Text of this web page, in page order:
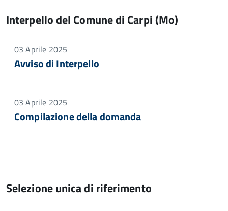
Interpello del Comune di Carpi (Mo)
03 Aprile 2025
Avviso di Interpello
03 Aprile 2025
Compilazione della domanda
Selezione unica di riferimento